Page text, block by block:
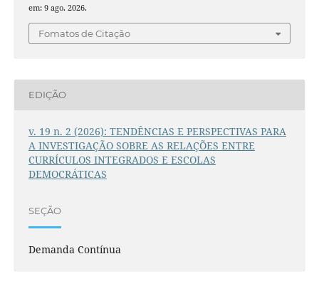
em: 9 ago. 2026.
Fomatos de Citação
EDIÇÃO
v. 19 n. 2 (2026): TENDÊNCIAS E PERSPECTIVAS PARA
A INVESTIGAÇÃO SOBRE AS RELAÇÕES ENTRE
CURRÍCULOS INTEGRADOS E ESCOLAS
DEMOCRÁTICAS
SEÇÃO
Demanda Contínua